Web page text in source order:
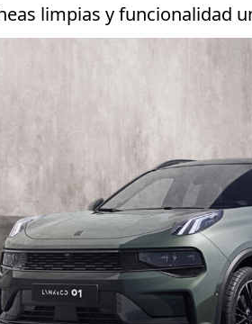
limpias y funcionalidad